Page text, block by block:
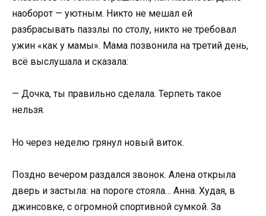
наоборот — уютным. Никто не мешал ей
разбрасывать паззлы по столу, никто не требовал
ужин «как у мамы». Мама позвонила на третий день,
всё выслушала и сказала:
— Дочка, ты правильно сделала. Терпеть такое
нельзя.
Но через неделю грянул новый виток.
Поздно вечером раздался звонок. Алена открыла
дверь и застыла: на пороге стояла… Анна. Худая, в
джинсовке, с огромной спортивной сумкой. За